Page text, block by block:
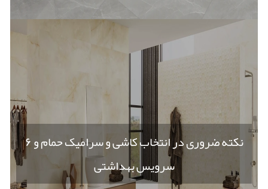
۶ نکته ضروری در انتخاب کاشی و سرامیک حمام و
سرویس بهداشتی